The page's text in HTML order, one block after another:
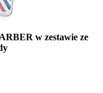
w zestawie ze